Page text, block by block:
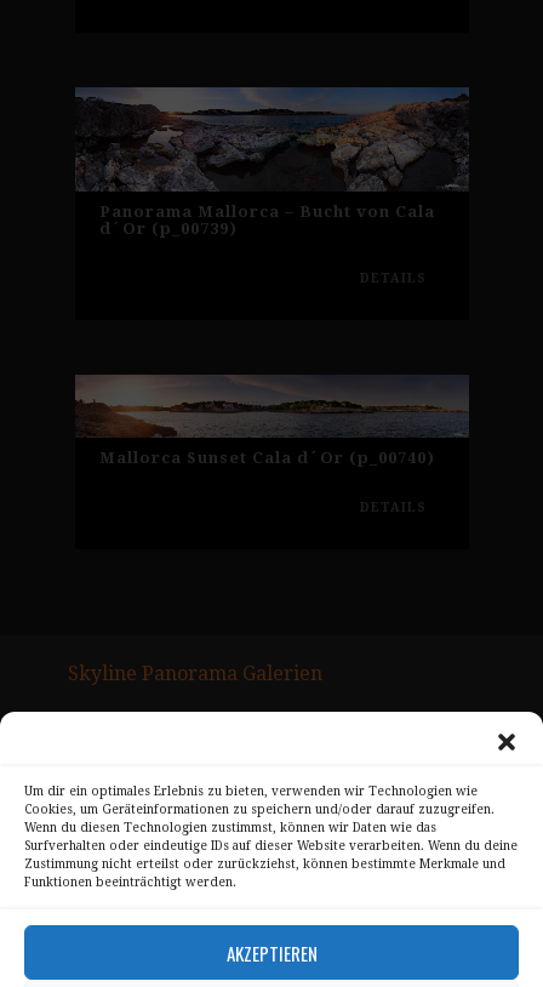
Um dir ein optimales Erlebnis zu bieten, verwenden wir Technologien wie
Cookies, um Geräteinformationen zu speichern und/oder darauf zuzugreifen.
Wenn du diesen Technologien zustimmst, können wir Daten wie das
Surfverhalten oder eindeutige IDs auf dieser Website verarbeiten. Wenn du deine
Zustimmung nicht erteilst oder zurückziehst, können bestimmte Merkmale und
Funktionen beeinträchtigt werden.
AKZEPTIEREN
Panorama Mallorca – Bucht von Cala
d´Or (p_00739)
DETAILS
Mallorca Sunset Cala d´Or (p_00740)
DETAILS
Skyline Panorama Galerien
Kontakt
Alle Bilder unterliegen dem Urheberrecht von
Sebastian Trandafir
All pictures © 2008 – 2026 by